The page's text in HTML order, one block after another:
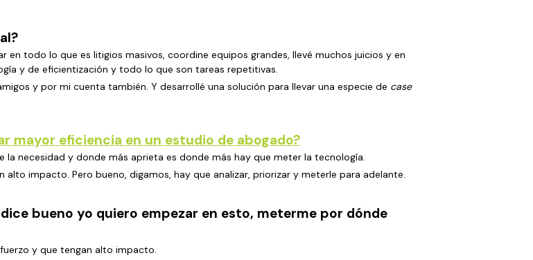
en todo lo que es litigios masivos, coordine equipos grandes, llevé muchos juicios y en
y de eficientización y todo lo que son tareas repetitivas.
y por mi cuenta también. Y desarrollé una solución para llevar una especie de case
mayor eficiencia en un estudio de abogado?
la necesidad y donde más aprieta es donde más hay que meter la tecnología.
impacto. Pero bueno, digamos, hay que analizar, priorizar y meterle para adelante.
bueno yo quiero empezar en esto, meterme por dónde
y que tengan alto impacto.